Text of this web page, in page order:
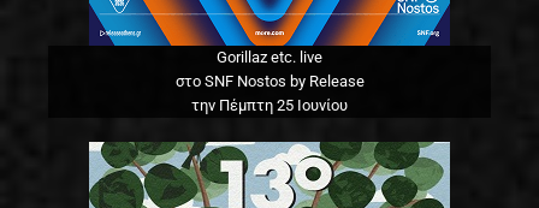
Gorillaz etc. live
στο SNF Nostos by Release
την Πέμπτη 25 Ιουνίου